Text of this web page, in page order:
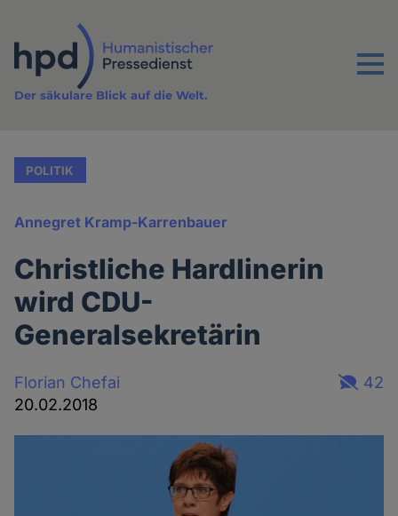
Inhalt
Menu
Der säkulare Blick auf die Welt.
POLITIK
Annegret Kramp-Karrenbauer
Christliche Hardlinerin
wird CDU-
Generalsekretärin
Florian Chefai
20.02.2018
42